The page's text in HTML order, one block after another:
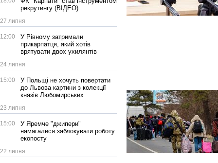
рекрутингу (ВІДЕО)
27 липня
12:00
У Рівному затримали
прикарпатця, який хотів
врятувати двох ухилянтів
24 липня
15:00
У Польщі не хочуть повертати
до Львова картини з колекції
князів Любомирських
23 липня
15:00
У Яремче "джипери"
намагалися заблокувати роботу
екопосту
22 липня